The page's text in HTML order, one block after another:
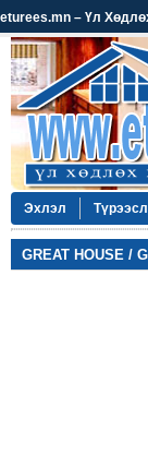
eturees.mn – Үл
Эхлэл
GREAT HOUSE /